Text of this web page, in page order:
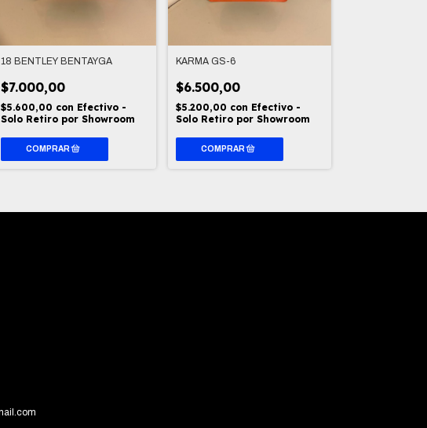
18 BENTLEY BENTAYGA
$7.000,00
$5.600,00 con Efectivo -
Solo Retiro por Showroom
KARMA GS-6
$6.500,00
$5.200,00 con Efectivo -
Solo Retiro por Showroom